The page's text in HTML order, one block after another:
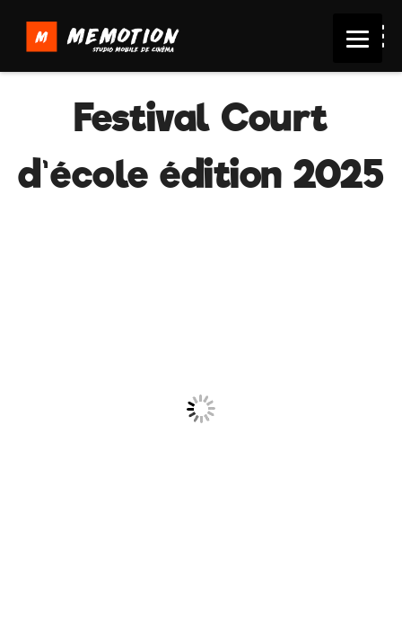
Festival Court
d’école édition 2025